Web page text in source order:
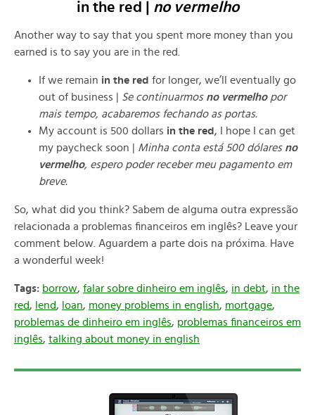
in the red | no vermelho
Another way to say that you spent more money than you
earned is to say you are in the red.
If we remain in the red for longer, we’ll eventually go
out of business | Se continuarmosno vermelhopor
mais tempo, acabaremos fechando as portas.
My account is 500 dollars in the red, I hope I can get
my paycheck soon | Minha conta está 500 dólares no
vermelho, espero poder receber meu pagamento em
breve.
So, what did you think? Sabem de alguma outra expressão
relacionada a problemas financeiros em inglês? Leave your
comment below. Aguardem a parte dois na próxima. Have
a wonderful week!
Tags: borrow, falar sobre dinheiro em inglês, in debt, in the
red, lend, loan, money problems in english, mortgage,
problemas de dinheiro em inglês, problemas financeiros em
inglês, talking about money in english